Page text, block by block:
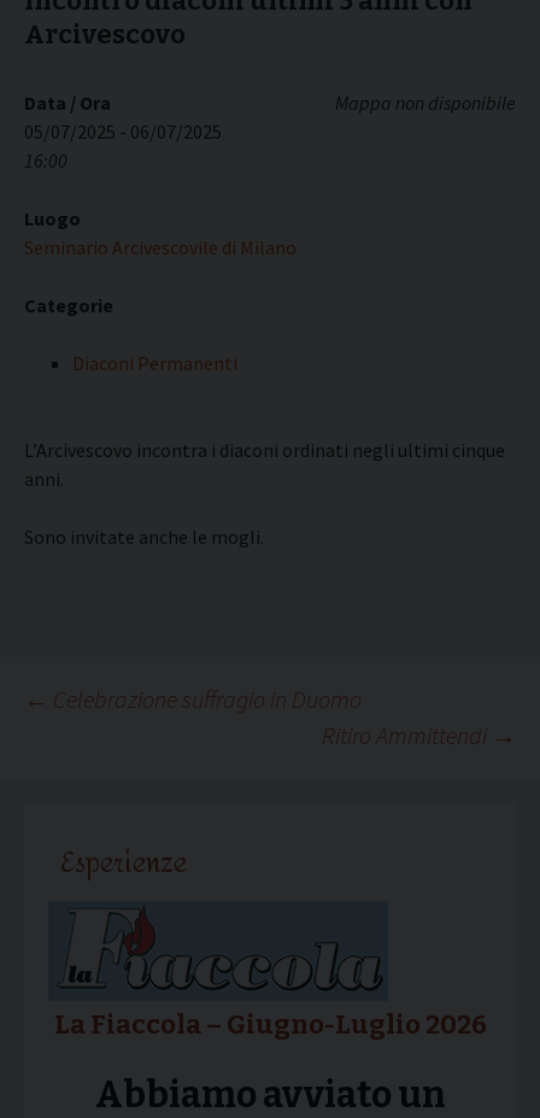
Arcivescovo
Mappa non disponibile
Data / Ora
05/07/2025 - 06/07/2025
16:00
Luogo
Seminario Arcivescovile di Milano
Categorie
Diaconi Permanenti
L’Arcivescovo incontra i diaconi ordinati negli ultimi cinque
anni.
Sono invitate anche le mogli.
Navigazione
← Celebrazione suffragio in Duomo
Ritiro Ammittendi →
Esperienze
La Fiaccola – Giugno-Luglio 2026
Abbiamo avviato un